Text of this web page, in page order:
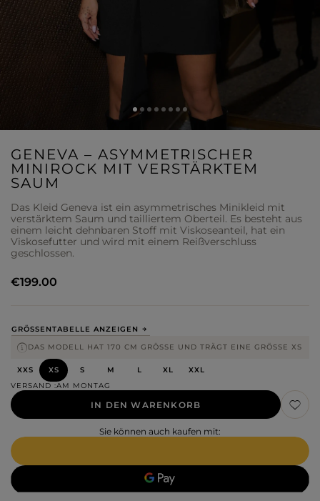
GENEVA – ASYMMETRISCHER
MINIROCK MIT VERSTÄRKTEM
SAUM
Das Kleid Geneva ist ein asymmetrisches Minikleid mit
verstärktem Saum und tailliertem Oberteil. Es besteht aus
einem leicht dehnbaren Stoff mit Viskoseanteil, hat ein
Viskosefutter und wird mit einem Reißverschluss
geschlossen.
GRÖSSENTABELLE ANZEIGEN
DAS MODELL HAT 170 CM GRÖSSE UND TRÄGT EINE GRÖSSE XS
XXS XS S M L XL
XXL
VERSAND
AM MONTAG
IN DEN WARENKORB
Sie können auch kaufen mit:
€199.00